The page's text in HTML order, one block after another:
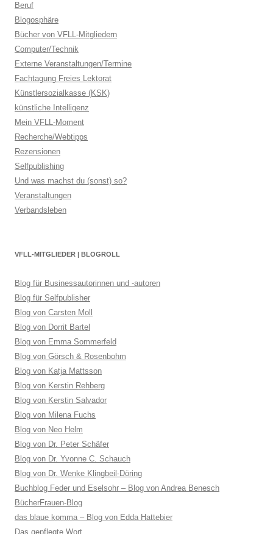
Beruf
Blogosphäre
Bücher von VFLL-Mitgliedern
Computer/Technik
Externe Veranstaltungen/Termine
Fachtagung Freies Lektorat
Künstlersozialkasse (KSK)
künstliche Intelligenz
Mein VFLL-Moment
Recherche/Webtipps
Rezensionen
Selfpublishing
Und was machst du (sonst) so?
Veranstaltungen
Verbandsleben
VFLL-MITGLIEDER | BLOGROLL
Blog für Businessautorinnen und -autoren
Blog für Selfpublisher
Blog von Carsten Moll
Blog von Dorrit Bartel
Blog von Emma Sommerfeld
Blog von Görsch & Rosenbohm
Blog von Katja Mattsson
Blog von Kerstin Rehberg
Blog von Kerstin Salvador
Blog von Milena Fuchs
Blog von Neo Helm
Blog von Dr. Peter Schäfer
Blog von Dr. Yvonne C. Schauch
Blog von Dr. Wenke Klingbeil-Döring
Buchblog Feder und Eselsohr – Blog von Andrea Benesch
BücherFrauen-Blog
das blaue komma – Blog von Edda Hattebier
Das gepflegte Wort